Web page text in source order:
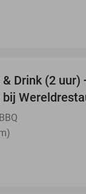
Drink (2 uur)
bij